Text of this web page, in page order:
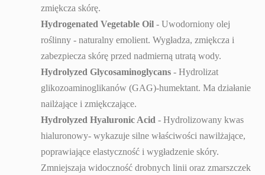
zmiękcza skórę.
Hydrogenated Vegetable Oil - Uwodorniony olej
roślinny - naturalny emolient. Wygładza, zmiękcza i
zabezpiecza skórę przed nadmierną utratą wody.
Hydrolyzed Glycosaminoglycans - Hydrolizat
glikozoaminoglikanów (GAG)-humektant. Ma działanie
nailżające i zmiękczające.
Hydrolyzed Hyaluronic Acid - Hydrolizowany kwas
hialuronowy- wykazuje silne właściwości nawilżające,
poprawiające elastyczność i wygładzenie skóry.
Zmniejszaja widoczność drobnych linii oraz zmarszczek